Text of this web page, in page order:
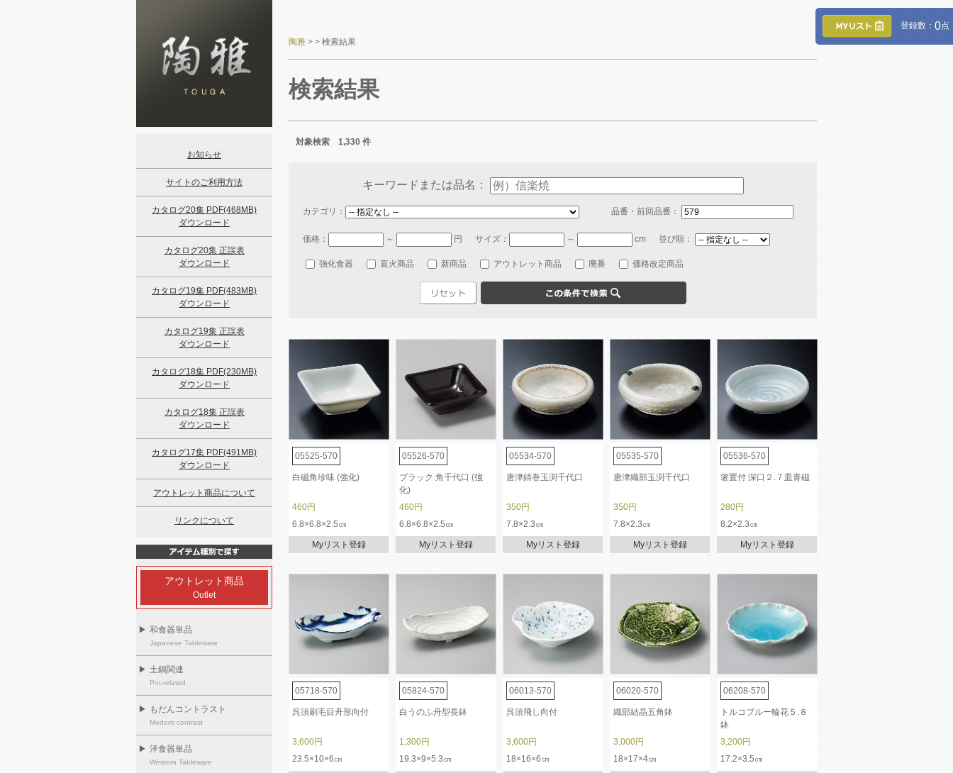
登録数： 0点
お知らせ
サイトのご利用方法
カタログ20集 PDF(468MB)
ダウンロード
カタログ20集 正誤表
ダウンロード
カタログ19集 PDF(483MB)
ダウンロード
カタログ19集 正誤表
ダウンロード
カタログ18集 PDF(230MB)
ダウンロード
カタログ18集 正誤表
ダウンロード
カタログ17集 PDF(491MB)
ダウンロード
アウトレット商品について
リンクについて
アウトレット商品
Outlet
▶ 和食器単品
Japanese Tableware
▶ 土鍋関連
Pot-related
▶ もだんコントラスト
Modern contrast
▶ 洋食器単品
Western Tableware
陶雅 > > 検索結果
検索結果
対象検索 1,330 件
キーワードまたは品名：
カテゴリ： 品番・前回品番：
価格： ～ 円 サイズ： ～ cm 並び順：
強化食器 直火商品 新商品 アウトレット商品 廃番 価格改定商品
05525-570 05526-570 05534-570 05535-570 05536-570
白磁角珍味 (強化)
ブラック 角千代口 (強
化)
唐津錆巻玉渕千代口 唐津織部玉渕千代口 箸置付 深口２.７皿青磁
460円 460円 350円 350円
280円
6.8×6.8×2.5㎝
6.8×6.8×2.5㎝ 7.8×2.3㎝ 7.8×2.3㎝ 8.2×2.3㎝
Myリスト登録 Myリスト登録 Myリスト登録 Myリスト登録 Myリスト登録
05718-570 05824-570 06013-570 06020-570 06208-570
呉須刷毛目舟形向付 白うのふ舟型長鉢 呉須飛し向付 織部結晶五角鉢
トルコブルー輪花５.８
鉢
3,600円
1,300円 3,600円 3,000円
3,200円
23.5×10×6㎝
19.3×9×5.3㎝ 18×16×6㎝ 18×17×4㎝ 17.2×3.5㎝